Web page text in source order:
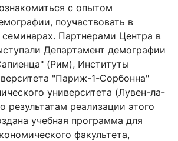
с опытом
поучаствовать в
Партнерами Центра в
Департамент демографии
(Рим), Институты
"Париж-1-Сорбонна"
университета (Лувен-ла-
результатам реализации этого
учебная программа для
факультета,